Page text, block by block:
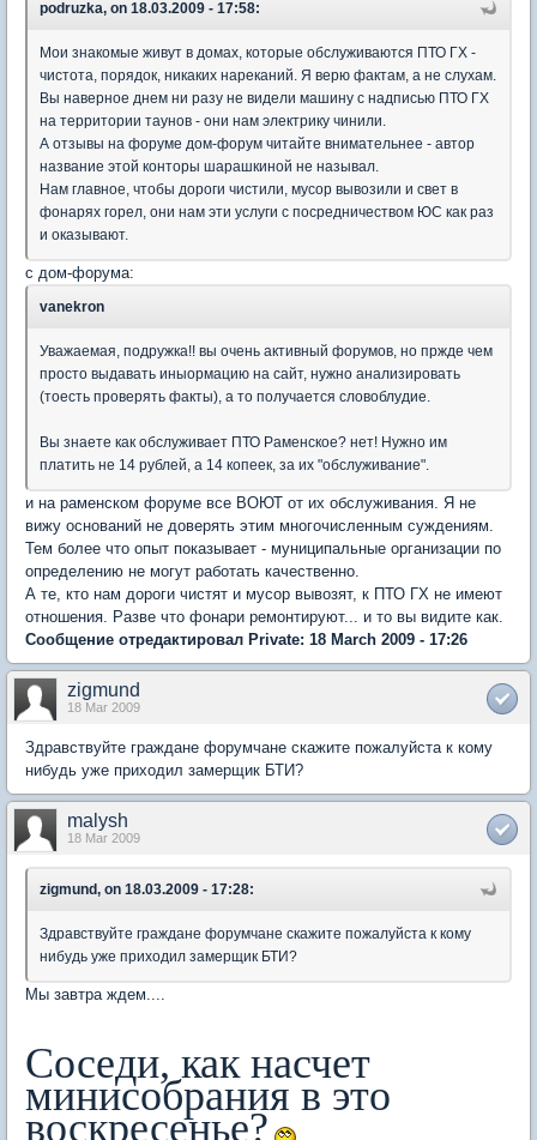
podruzka, on 18.03.2009 - 17:58:
Мои знакомые живут в домах, которые обслуживаются ПТО ГХ -
чистота, порядок, никаких нареканий. Я верю фактам, а не слухам.
Вы наверное днем ни разу не видели машину с надписью ПТО ГХ
на территории таунов - они нам электрику чинили.
А отзывы на форуме дом-форум читайте внимательнее - автор
название этой конторы шарашкиной не называл.
Нам главное, чтобы дороги чистили, мусор вывозили и свет в
фонарях горел, они нам эти услуги с посредничеством ЮС как раз
и оказывают.
с дом-форума:
vanekron
Уважаемая, подружка!! вы очень активный форумов, но пржде чем
просто выдавать иныормацию на сайт, нужно анализировать
(тоесть проверять факты), а то получается словоблудие.
Вы знаете как обслуживает ПТО Раменское? нет! Нужно им
платить не 14 рублей, а 14 копеек, за их "обслуживание".
и на раменском форуме все ВОЮТ от их обслуживания. Я не
вижу оснований не доверять этим многочисленным суждениям.
Тем более что опыт показывает - муниципальные организации по
определению не могут работать качественно.
А те, кто нам дороги чистят и мусор вывозят, к ПТО ГХ не имеют
отношения. Разве что фонари ремонтируют... и то вы видите как.
Сообщение отредактировал Private: 18 March 2009 - 17:26
zigmund
18 Mar 2009
Здравствуйте граждане форумчане скажите пожалуйста к кому
нибудь уже приходил замерщик БТИ?
malysh
18 Mar 2009
zigmund, on 18.03.2009 - 17:28:
Здравствуйте граждане форумчане скажите пожалуйста к кому
нибудь уже приходил замерщик БТИ?
Мы завтра ждем....
Соседи, как насчет
минисобрания в это
воскресенье?